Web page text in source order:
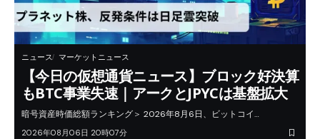
ニュース マーケットニュース
【今日の仮想通貨ニュース】ブロック好決算
もBTC事業失速｜アークとJPYCは基盤拡大
暗号資産時価総額ランキング＞ 2026年8月6日、ビットコイ…
2026年08月06日 20時07分